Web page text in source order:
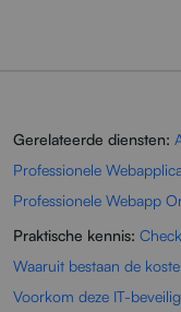
Gerelateerde diensten:
Professionele
Professionele Webapp
Praktische kennis:
Waaruit bestaan de
Voorkom deze IT-